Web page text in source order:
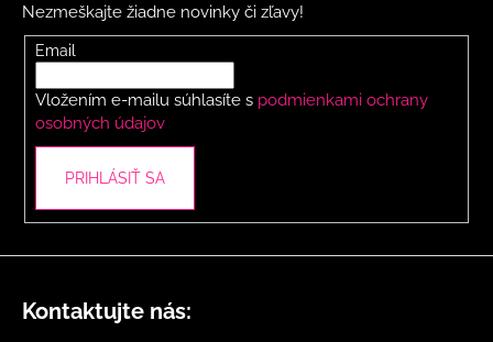
Nezmeškajte žiadne novinky či zľavy!
Email
Vložením e-mailu súhlasíte s podmienkami ochrany
osobných údajov
PRIHLÁSIŤ SA
Kontaktujte nás: